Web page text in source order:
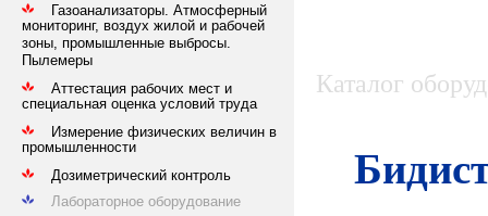
Газоанализаторы. Атмосферный
мониторинг, воздух жилой и рабочей
зоны, промышленные выбросы.
Пылемеры
Аттестация рабочих мест и
специальная оценка условий труда
Измерение физических величин в
промышленности
Дозиметрический контроль
Лабораторное оборудование
Каталог